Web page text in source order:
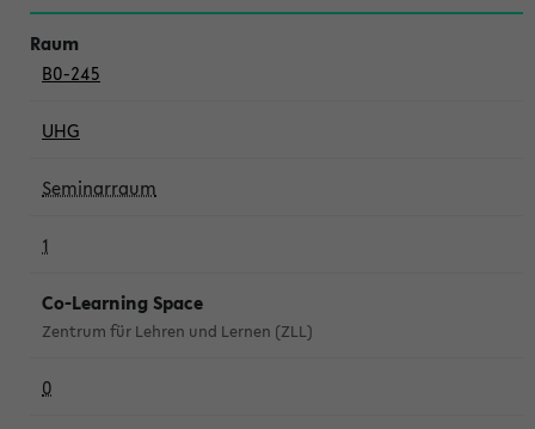
B0-245
UHG
Seminarraum
1
Co-Learning Space
Zentrum für Lehren und Lernen (ZLL)
0